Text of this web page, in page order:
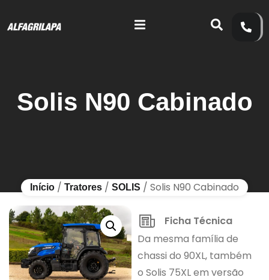
Solis N90 Cabinado
Início / Tratores / SOLIS / Solis N90 Cabinado
Ficha Técnica
Da mesma família de
chassi do 90XL, também
o Solis 75XL em versão